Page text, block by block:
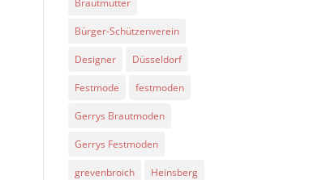
Brautmutter
Bürger-Schützenverein
Designer Düsseldorf
Festmode festmoden
Gerrys Brautmoden
Gerrys Festmoden
grevenbroich Heinsberg